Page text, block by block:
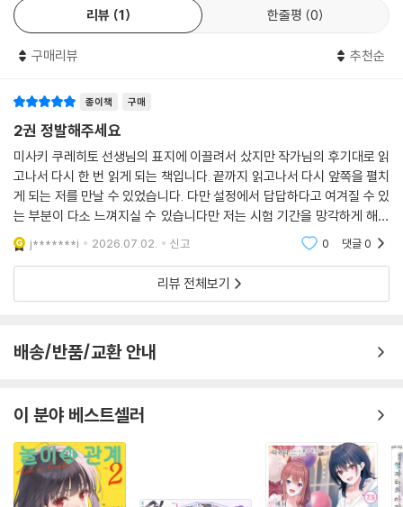
리뷰 1 한줄평 0
구매리뷰 추천순
종이책 구매
2권 정발해주세요
미사키 쿠레히토 선생님의 표지에 이끌려서 샀지만 작가님의 후기대로 읽
고나서 다시 한 번 읽게 되는 책입니다. 끝까지 읽고나서 다시 앞쪽을 펼치
게 되는 저를 만날 수 있었습니다. 다만 설정에서 답답하다고 여겨질 수 있
는 부분이 다소 느껴지실 수 있습니다만 저는 시험 기간을 망각하게 해줄
정도로 재밌게 읽었습니다. 가벼운 러브코미디인줄 알았지만 가볍진 않은
것 같습니다. 1
j*******i 2026.07.02. 신고 0 댓글0
리뷰 전체보기
배송/반품/교환 안내
이 분야 베스트셀러